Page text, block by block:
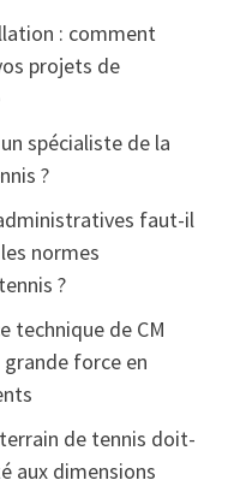
: comment
projets de
spécialiste de la
?
faut-il
normes
?
technique de CM
force en
de tennis doit-
aux dimensions